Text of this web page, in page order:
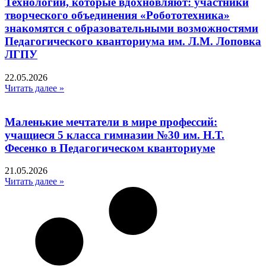
творческого объединения «Робототехника»
знакомятся с образовательными возможностями
Педагогического кванториума им. Л.М. Лоповка
ЛГПУ
22.05.2026
Читать далее »
Маленькие мечтатели в мире профессий:
учащиеся 5 класса гимназии №30 им. Н.Т.
Фесенко в Педагогическом кванториуме
21.05.2026
Читать далее »